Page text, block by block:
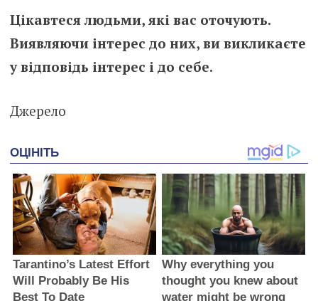
Цікавтеся людьми, які вас оточують.
Виявляючи інтерес до них, ви викликаєте
у відповідь інтерес і до себе.
Джерело